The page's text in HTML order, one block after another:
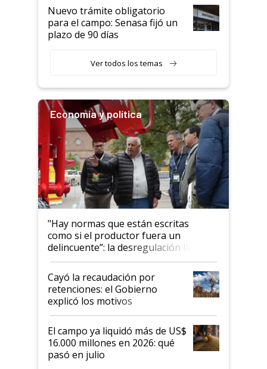
Nuevo trámite obligatorio
para el campo: Senasa fijó un
plazo de 90 días
Ver todos los temas
Economía y política
"Hay normas que están escritas
como si el productor fuera un
delincuente”: la desregulación llegó
al Congreso Aapresid y hasta se
habló del financiamiento al IPCVA
Cayó la recaudación por
retenciones: el Gobierno
explicó los motivos
El campo ya liquidó más de US$
16.000 millones en 2026: qué
pasó en julio